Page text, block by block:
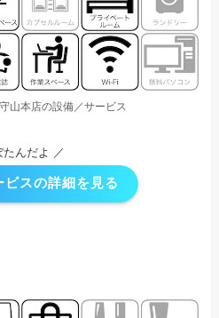
山本店の設備／サービス
たんだよ ／
ビスの詳細を見る